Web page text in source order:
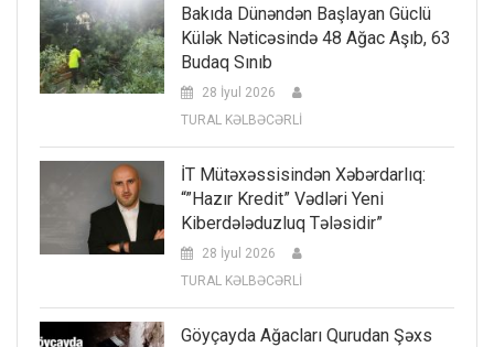
Bakıda Dünəndən Başlayan Güclü
Külək Nəticəsində 48 Ağac Aşıb, 63
Budaq Sınıb
28 İyul 2026
TURAL KƏLBƏCƏRLİ
İT Mütəxəssisindən Xəbərdarlıq:
“”Hazır Kredit” Vədləri Yeni
Kiberdələduzluq Tələsidir”
28 İyul 2026
TURAL KƏLBƏCƏRLİ
Göyçayda Ağacları Qurudan Şəxs